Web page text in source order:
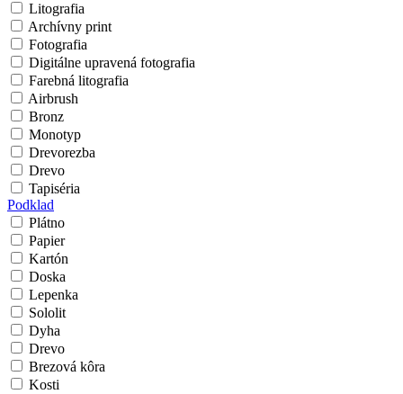
Litografia
Archívny print
Fotografia
Digitálne upravená fotografia
Farebná litografia
Airbrush
Bronz
Monotyp
Drevorezba
Drevo
Tapiséria
Podklad
Plátno
Papier
Kartón
Doska
Lepenka
Sololit
Dyha
Drevo
Brezová kôra
Kosti